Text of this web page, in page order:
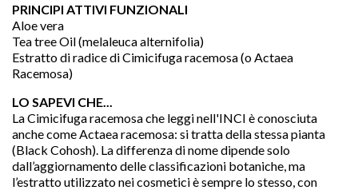
PRINCIPI ATTIVI FUNZIONALI
Aloe vera
Tea tree Oil (melaleuca alternifolia)
Estratto di radice di Cimicifuga racemosa (o Actaea
Racemosa)
LO SAPEVI CHE...
La Cimicifuga racemosa che leggi nell'INCI è conosciuta
anche come Actaea racemosa: si tratta della stessa pianta
(Black Cohosh). La differenza di nome dipende solo
dall’aggiornamento delle classificazioni botaniche, ma
l’estratto utilizzato nei cosmetici è sempre lo stesso, con